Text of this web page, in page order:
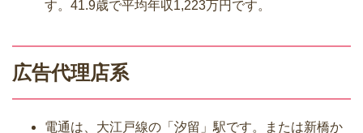
す。41.9歳で平均年収1,223万円です。
広告代理店系
電通は、大江戸線の「汐留」駅です。または新橋か